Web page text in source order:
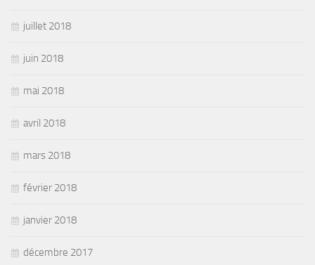
juillet 2018
juin 2018
mai 2018
avril 2018
mars 2018
février 2018
janvier 2018
décembre 2017